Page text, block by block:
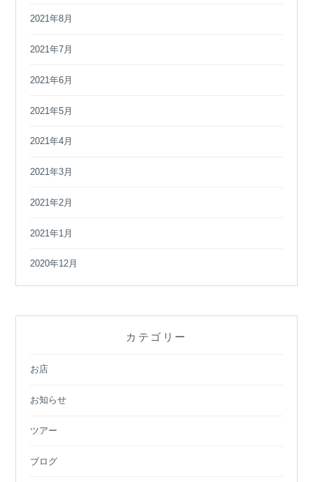
2021年8月
2021年7月
2021年6月
2021年5月
2021年4月
2021年3月
2021年2月
2021年1月
2020年12月
カテゴリー
お店
お知らせ
ツアー
ブログ